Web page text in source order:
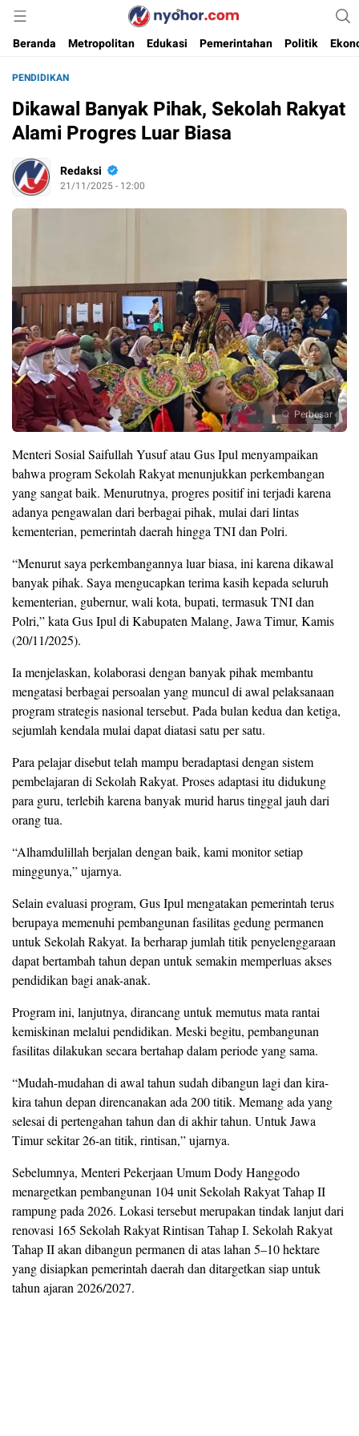
Nyohor.com
Media Informasi Ternyohor
Beranda
Metropolitan Edukasi Pemerintahan Politik
PENDIDIKAN
Dikawal Banyak Pihak, Sekolah Rakyat
Alami Progres Luar Biasa
Redaksi
21/11/2025 - 12:00
Perbesar
Menteri Sosial Saifullah Yusuf atau Gus Ipul menyampaikan
bahwa program Sekolah Rakyat menunjukkan perkembangan
yang sangat baik. Menurutnya, progres positif ini terjadi karena
adanya pengawalan dari berbagai pihak, mulai dari lintas
kementerian, pemerintah daerah hingga TNI dan Polri.
“Menurut saya perkembangannya luar biasa, ini karena dikawal
banyak pihak. Saya mengucapkan terima kasih kepada seluruh
kementerian, gubernur, wali kota, bupati, termasuk TNI dan
Polri,” kata Gus Ipul di Kabupaten Malang, Jawa Timur, Kamis
(20/11/2025).
Ia menjelaskan, kolaborasi dengan banyak pihak membantu
mengatasi berbagai persoalan yang muncul di awal pelaksanaan
program strategis nasional tersebut. Pada bulan kedua dan ketiga,
sejumlah kendala mulai dapat diatasi satu per satu.
Para pelajar disebut telah mampu beradaptasi dengan sistem
pembelajaran di Sekolah Rakyat. Proses adaptasi itu didukung
para guru, terlebih karena banyak murid harus tinggal jauh dari
orang tua.
“Alhamdulillah berjalan dengan baik, kami monitor setiap
minggunya,” ujarnya.
Selain evaluasi program, Gus Ipul mengatakan pemerintah terus
berupaya memenuhi pembangunan fasilitas gedung permanen
untuk Sekolah Rakyat. Ia berharap jumlah titik penyelenggaraan
dapat bertambah tahun depan untuk semakin memperluas akses
pendidikan bagi anak-anak.
Program ini, lanjutnya, dirancang untuk memutus mata rantai
kemiskinan melalui pendidikan. Meski begitu, pembangunan
fasilitas dilakukan secara bertahap dalam periode yang sama.
“Mudah-mudahan di awal tahun sudah dibangun lagi dan kira-
kira tahun depan direncanakan ada 200 titik. Memang ada yang
selesai di pertengahan tahun dan di akhir tahun. Untuk Jawa
Timur sekitar 26-an titik, rintisan,” ujarnya.
Sebelumnya, Menteri Pekerjaan Umum Dody Hanggodo
menargetkan pembangunan 104 unit Sekolah Rakyat Tahap II
rampung pada 2026. Lokasi tersebut merupakan tindak lanjut dari
renovasi 165 Sekolah Rakyat Rintisan Tahap I. Sekolah Rakyat
Tahap II akan dibangun permanen di atas lahan 5–10 hektare
yang disiapkan pemerintah daerah dan ditargetkan siap untuk
tahun ajaran 2026/2027.